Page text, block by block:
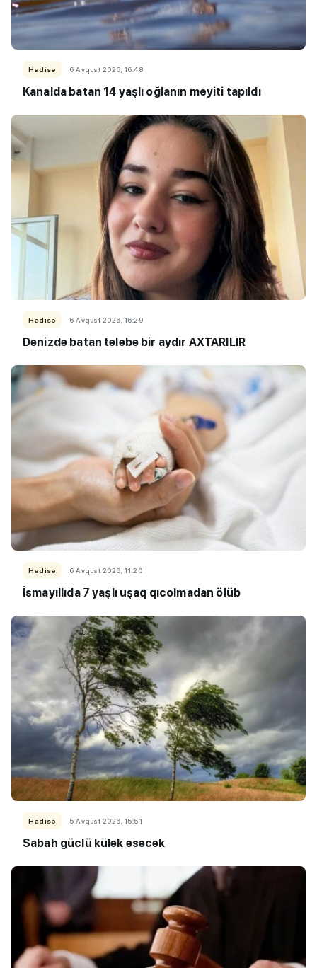
Hadisə 6 Avqust 2026, 16:48
Kanalda batan 14 yaşlı oğlanın meyiti tapıldı
Hadisə 6 Avqust 2026, 16:29
Dənizdə batan tələbə bir aydır AXTARILIR
Hadisə 6 Avqust 2026, 11:20
İsmayıllıda 7 yaşlı uşaq qıcolmadan ölüb
Hadisə 5 Avqust 2026, 15:51
Sabah güclü külək əsəcək